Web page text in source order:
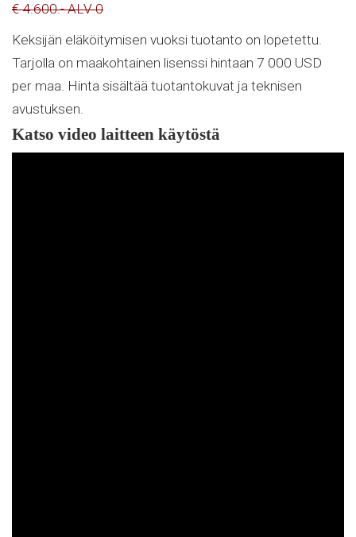
€ 4.600.- ALV 0
Keksijän eläköitymisen vuoksi tuotanto on lopetettu.
Tarjolla on maakohtainen lisenssi hintaan 7 000 USD
per maa. Hinta sisältää tuotantokuvat ja teknisen
avustuksen.
Katso video laitteen käytöstä